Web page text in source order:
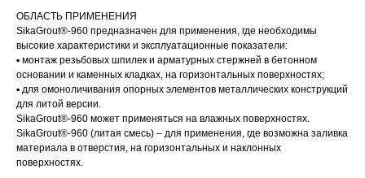
ОБЛАСТЬ ПРИМЕНЕНИЯ
SikaGrout®-960 предназначен для применения, где необходимы
высокие характеристики и эксплуатационные показатели:
▪ монтаж резьбовых шпилек и арматурных стержней в бетонном
основании и каменных кладках, на горизонтальных поверхностях;
▪ для омоноличивания опорных элементов металлических конструкций
для литой версии.
SikaGrout®-960 может применяться на влажных поверхностях.
SikaGrout®-960 (литая смесь) – для применения, где возможна заливка
материала в отверстия, на горизонтальных и наклонных
поверхностях.